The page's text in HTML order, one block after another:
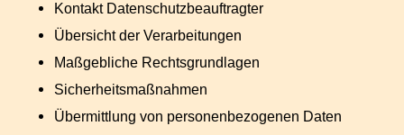
Kontakt Datenschutzbeauftragter
Übersicht der Verarbeitungen
Maßgebliche Rechtsgrundlagen
Sicherheitsmaßnahmen
Übermittlung von personenbezogenen Daten